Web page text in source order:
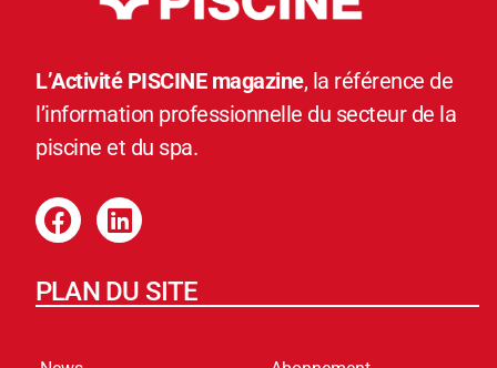
L’Activité PISCINE magazine, la référence de
l’information professionnelle du secteur de la
piscine et du spa.
PLAN DU SITE